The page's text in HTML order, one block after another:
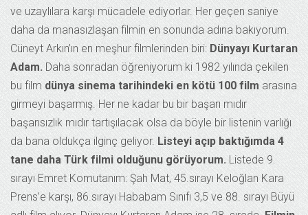
ve uzaylılara karşı mücadele ediyorlar. Her geçen saniye
daha da manasızlaşan filmin en sonunda adına bakıyorum.
Cüneyt Arkın’ın en meşhur filmlerinden biri: Dünyayı Kurtaran
Adam.Daha sonradan öğreniyorum ki 1982 yılında çekilen
bu film dünya sinema tarihindeki en kötü 100 film arasına
girmeyi başarmış. Her ne kadar bu bir başarı mıdır
başarısızlık mıdır tartışılacak olsa da böyle bir listenin varlığı
da bana oldukça ilginç geliyor. Listeyi açıp baktığımda 4
tane daha Türk filmi olduğunu görüyorum. Listede 9.
sırayı Emret Komutanım: Şah Mat, 45.sırayı Keloğlan Kara
Prens’e karşı, 86.sırayı Hababam Sınıfı 3,5 ve 88. sırayı Büyü